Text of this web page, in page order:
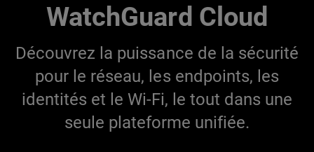
WatchGuard Cloud
Découvrez la puissance de la sécurité
pour le réseau, les endpoints, les
identités et le Wi-Fi, le tout dans une
seule plateforme unifiée.